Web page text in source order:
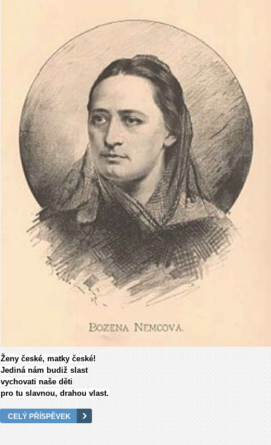
Ženy české, matky české!
Jediná nám budiž slast
vychovati naše děti
pro tu slavnou, drahou vlast.
CELÝ PŘÍSPĚVEK